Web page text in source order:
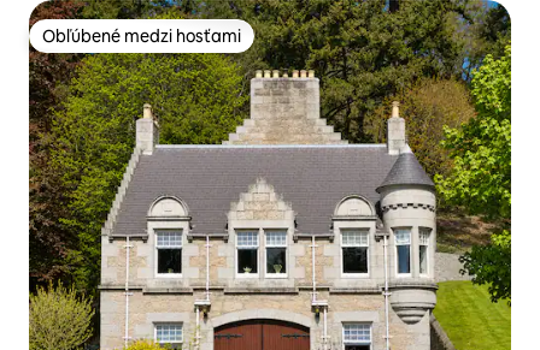
Obľúbené medzi hosťami
Obľúbené medzi hosťami